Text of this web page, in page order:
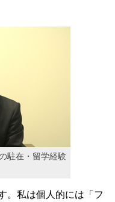
駐在・留学経験
私は個人的には「フ